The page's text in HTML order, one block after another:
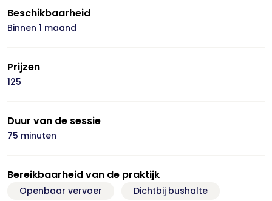
Beschikbaarheid
Binnen 1 maand
Prijzen
125
Duur van de sessie
75 minuten
Bereikbaarheid van de praktijk
Openbaar vervoer
Dichtbij bushalte